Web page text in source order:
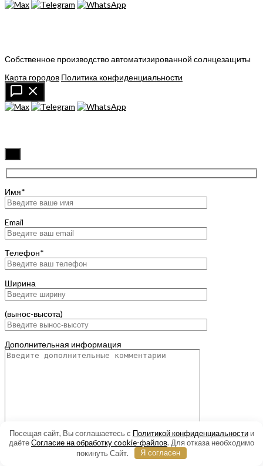
Собственное производство автоматизированной солнцезащиты
Карта городов Политика конфиденциальности
Имя*
Email
Телефон*
Ширина
(вынос-высота)
Дополнительная информация
Посещая сайт, Вы соглашаетесь с Политикой конфиденциальностии
даётеСогласие на обработку cookie-файлов. Для отказа необходимо
покинуть Сайт.
Я согласен